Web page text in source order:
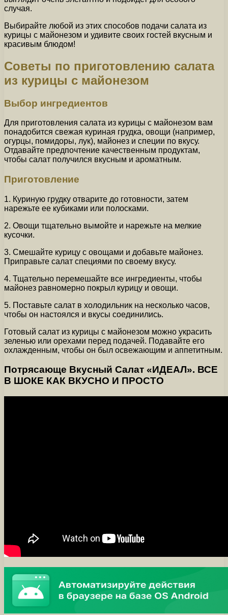
случая.
Выбирайте любой из этих способов подачи салата из
курицы с майонезом и удивите своих гостей вкусным и
красивым блюдом!
Советы по приготовлению салата
из курицы с майонезом
Выбор ингредиентов
Для приготовления салата из курицы с майонезом вам
понадобится свежая куриная грудка, овощи (например,
огурцы, помидоры, лук), майонез и специи по вкусу.
Отдавайте предпочтение качественным продуктам,
чтобы салат получился вкусным и ароматным.
Приготовление
1. Куриную грудку отварите до готовности, затем
нарежьте ее кубиками или полосками.
2. Овощи тщательно вымойте и нарежьте на мелкие
кусочки.
3. Смешайте курицу с овощами и добавьте майонез.
Приправьте салат специями по своему вкусу.
4. Тщательно перемешайте все ингредиенты, чтобы
майонез равномерно покрыл курицу и овощи.
5. Поставьте салат в холодильник на несколько часов,
чтобы он настоялся и вкусы соединились.
Готовый салат из курицы с майонезом можно украсить
зеленью или орехами перед подачей. Подавайте его
охлажденным, чтобы он был освежающим и аппетитным.
Потрясающе Вкусный Салат «ИДЕАЛ». ВСЕ
В ШОКЕ КАК ВКУСНО И ПРОСТО